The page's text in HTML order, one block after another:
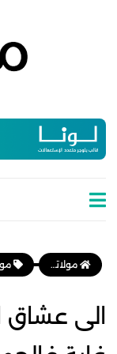
مولاتي موقع نسائي مغربي يهتم بالمرأة المغربية، وأخبار الأسرة و المجتمع
الى عشاق